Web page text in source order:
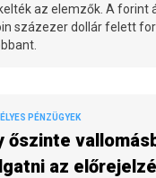
az elemzők. A forint
százezer dollár felett
PÉNZÜGYEK
őszinte
az